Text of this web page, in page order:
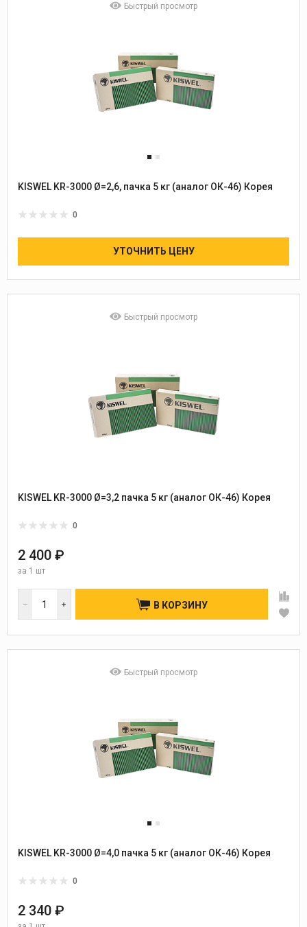
Быстрый просмотр
KISWEL KR-3000 Ø=2,6, пачка 5 кг (аналог ОК-46) Корея
0
УТОЧНИТЬ ЦЕНУ
Быстрый просмотр
KISWEL KR-3000 Ø=3,2 пачка 5 кг (аналог ОК-46) Корея
0
2 400 ₽
за 1 шт
В КОРЗИНУ
Быстрый просмотр
KISWEL KR-3000 Ø=4,0 пачка 5 кг (аналог ОК-46) Корея
0
2 340 ₽